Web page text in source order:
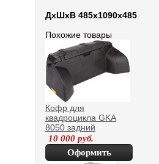
ДхШхВ 485х1090х485
Похожие товары
Кофр для
квадроцикла GKA
8050 задний
10 000 руб.
Оформить